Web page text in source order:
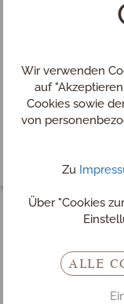
Wir verwenden
auf
Cookies sowie
von
Zu
Über "Cookies
ALLE